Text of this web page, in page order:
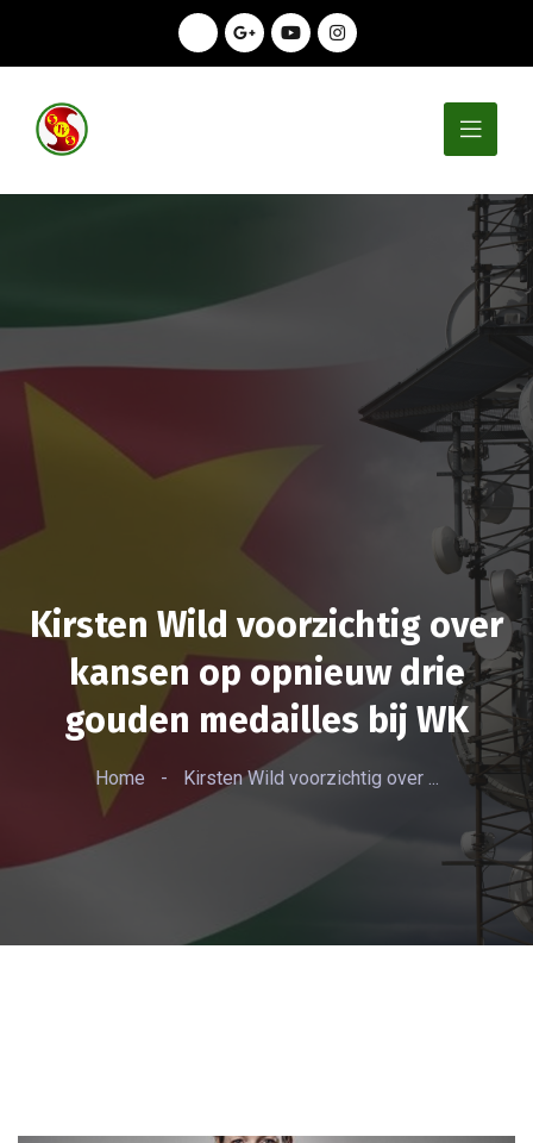
Kirsten Wild voorzichtig over
kansen op opnieuw drie
gouden medailles bij WK
Home - Kirsten Wild voorzichtig over ...